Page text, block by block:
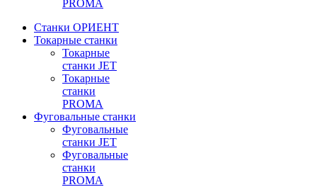
PROMA
Станки ОРИЕНТ
Токарные станки
Toкарные
станки JET
Токарные
станки
PROMA
Фуговальные станки
Фуговальные
станки JET
Фуговальные
станки
PROMA